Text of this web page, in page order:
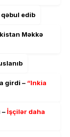
edib
Məkkə
girdi – “Inkia
–İşçilər daha